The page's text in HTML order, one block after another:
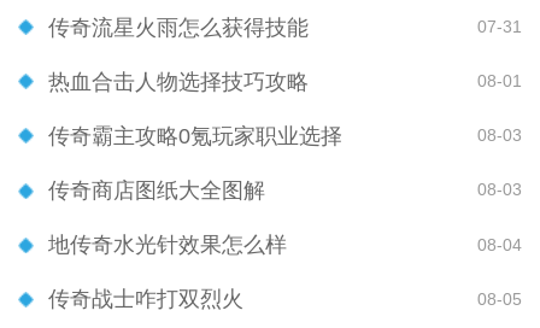
传奇流星火雨怎么获得技能 07-31
热血合击人物选择技巧攻略 08-01
传奇霸主攻略0氪玩家职业选择 08-03
传奇商店图纸大全图解 08-03
地传奇水光针效果怎么样 08-04
传奇战士咋打双烈火 08-05